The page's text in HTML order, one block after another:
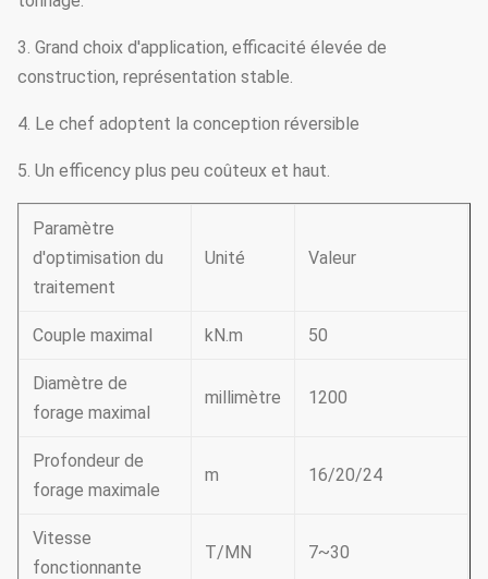
3. Grand choix d'application, efficacité élevée de
construction, représentation stable.
4. Le chef adoptent la conception réversible
5. Un efficency plus peu coûteux et haut.
Paramètre
d'optimisation du
traitement
Unité Valeur
Couple maximal kN.m 50
Diamètre de
forage maximal
millimètre 1200
Profondeur de
forage maximale
m 16/20/24
Vitesse
fonctionnante
T/MN 7~30